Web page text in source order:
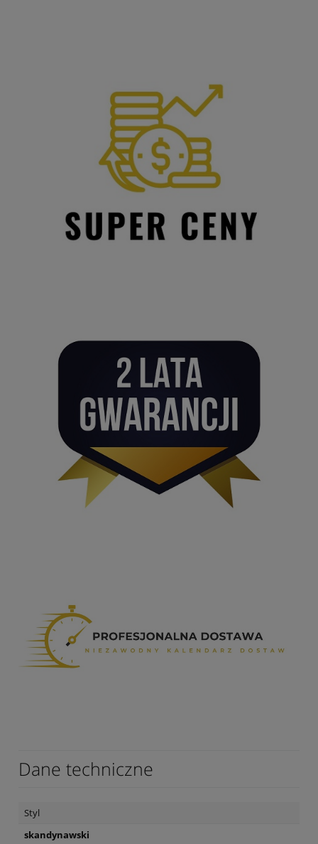
Dane techniczne
Styl
skandynawski